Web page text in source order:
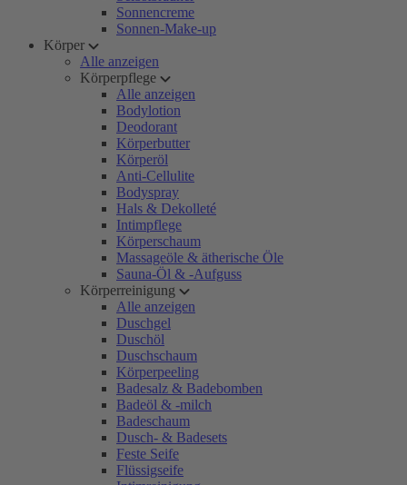
Sonnencreme
Sonnen-Make-up
Körper
Alle anzeigen
Körperpflege
Alle anzeigen
Bodylotion
Deodorant
Körperbutter
Körperöl
Anti-Cellulite
Bodyspray
Hals & Dekolleté
Intimpflege
Körperschaum
Massageöle & ätherische Öle
Sauna-Öl & -Aufguss
Körperreinigung
Alle anzeigen
Duschgel
Duschöl
Duschschaum
Körperpeeling
Badesalz & Badebomben
Badeöl & -milch
Badeschaum
Dusch- & Badesets
Feste Seife
Flüssigseife